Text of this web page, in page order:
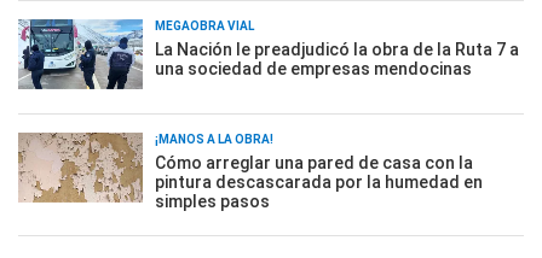
MEGAOBRA VIAL
La Nación le preadjudicó la obra de la Ruta 7 a
una sociedad de empresas mendocinas
¡MANOS A LA OBRA!
Cómo arreglar una pared de casa con la
pintura descascarada por la humedad en
simples pasos